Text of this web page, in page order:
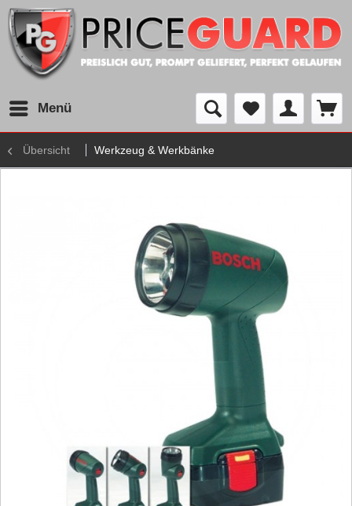
Menü
Übersicht Werkzeug & Werkbänke